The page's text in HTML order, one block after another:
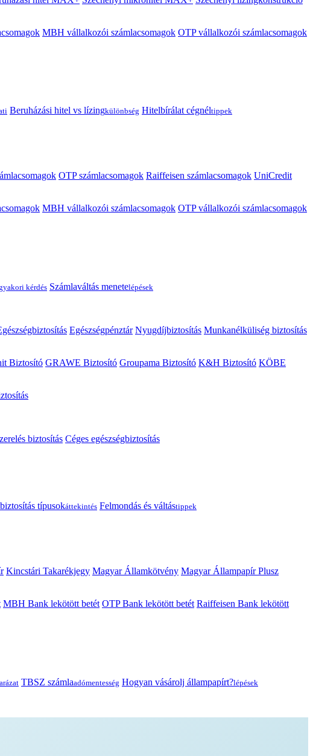
MBH vállalkozói számlacsomagok OTP vállalkozói számlacsomagok
Beruházási hitel vs lízingkülönbség Hitelbírálat cégnéltippek
OTP számlacsomagok Raiffeisen számlacsomagok UniCredit
MBH vállalkozói számlacsomagok OTP vállalkozói számlacsomagok
kérdés Számlaváltás menetelépések
Egészségpénztár Nyugdíjbiztosítás Munkanélküliség biztosítás
Biztosító GRAWE Biztosító Groupama Biztosító K&H Biztosító KÖBE
biztosítás Céges egészségbiztosítás
típusokáttekintés Felmondás és váltástippek
Kincstári Takarékjegy Magyar Államkötvény Magyar Állampapír Plusz
MBH Bank lekötött betét OTP Bank lekötött betét Raiffeisen Bank lekötött
TBSZ számlaadómentesség Hogyan vásárolj állampapírt?lépések